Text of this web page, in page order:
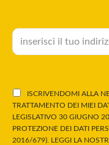
ISCRIVENDOMI ALLA
TRATTAMENTO DEI MIEI
LEGISLATIVO 30 GIUGNO
PROTEZIONE DEI DATI
2016/679). LEGGI LA